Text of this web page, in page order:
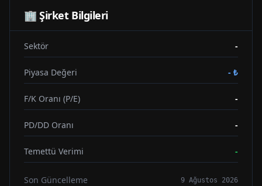
🏢 Şirket Bilgileri
Sektör -
Piyasa Değeri - ₺
F/K Oranı (P/E) -
PD/DD Oranı -
Temettü Verimi -
Son Güncelleme 9 Ağustos 2026